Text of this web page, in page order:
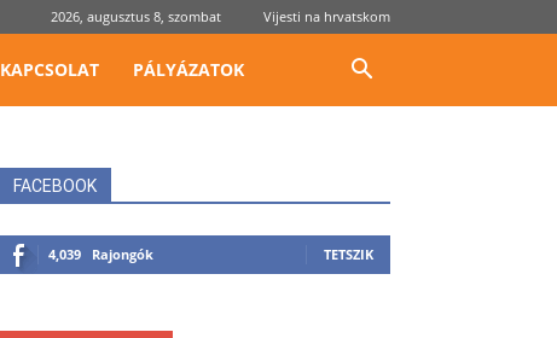
2026, augusztus 8, szombat Vijesti na hrvatskom
KAPCSOLAT PÁLYÁZATOK
FACEBOOK
4,039 Rajongók TETSZIK